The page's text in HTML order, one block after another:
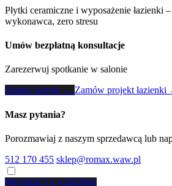
Płytki ceramiczne i wyposażenie łazienki
wykonawca, zero stresu
Umów bezpłatną konsultacje
Zarezerwuj spotkanie w salonie
Umów wizytę → Zamów projekt łazienki
Masz pytania?
Porozmawiaj z naszym sprzedawcą lub
512 170 455 sklep@romax.waw.pl
PROJEKT ŁAZIENKI